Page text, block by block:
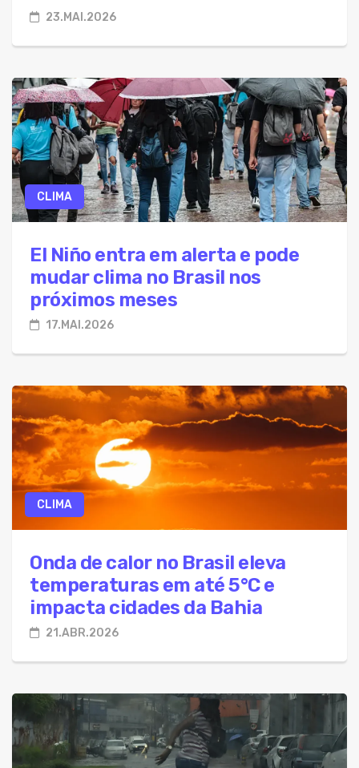
23.MAI.2026
CLIMA
El Niño entra em alerta e pode
mudar clima no Brasil nos
próximos meses
17.MAI.2026
CLIMA
Onda de calor no Brasil eleva
temperaturas em até 5°C e
impacta cidades da Bahia
21.ABR.2026